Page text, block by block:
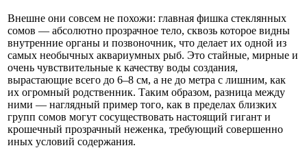
Внешне они совсем не похожи: главная фишка стеклянных
сомов — абсолютно прозрачное тело, сквозь которое видны
внутренние органы и позвоночник, что делает их одной из
самых необычных аквариумных рыб. Это стайные, мирные и
очень чувствительные к качеству воды создания,
вырастающие всего до 6–8 см, а не до метра с лишним, как
их огромный родственник. Таким образом, разница между
ними — наглядный пример того, как в пределах близких
групп сомов могут сосуществовать настоящий гигант и
крошечный прозрачный неженка, требующий совершенно
иных условий содержания.